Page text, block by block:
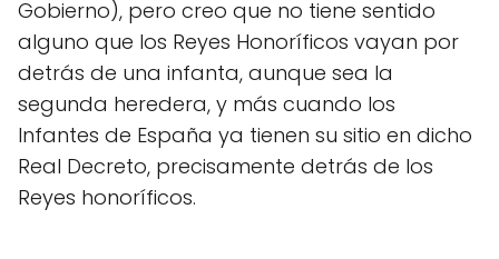
Gobierno), pero creo que no tiene sentido
alguno que los Reyes Honoríficos vayan por
detrás de una infanta, aunque sea la
segunda heredera, y más cuando los
Infantes de España ya tienen su sitio en dicho
Real Decreto, precisamente detrás de los
Reyes honoríficos.